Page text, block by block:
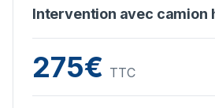
Intervention avec camion
275€ TTC